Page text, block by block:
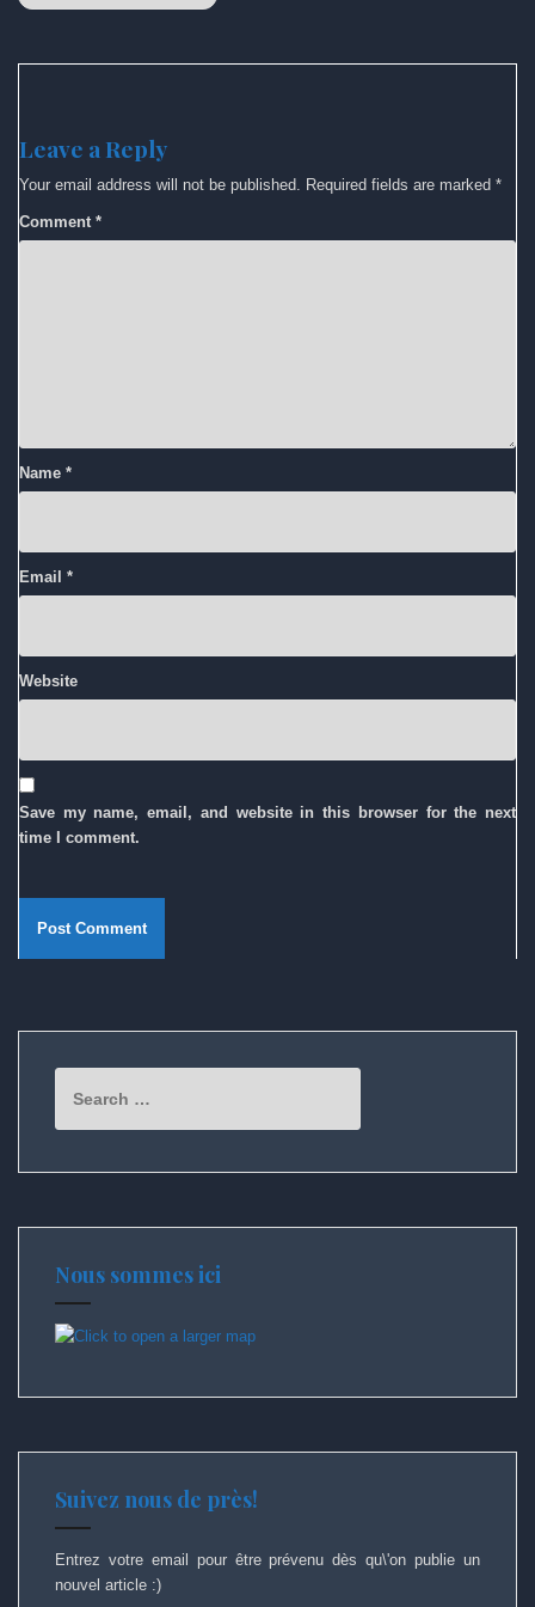
Leave a Reply
Your email address will not be published. Required fields are marked *
Comment *
Name *
Email *
Website
Save my name, email, and website in this browser for the next
time I comment.
for:
Nous sommes ici
Suivez nous de près!
Entrez votre email pour être prévenu dès qu\'on publie un
nouvel article :)